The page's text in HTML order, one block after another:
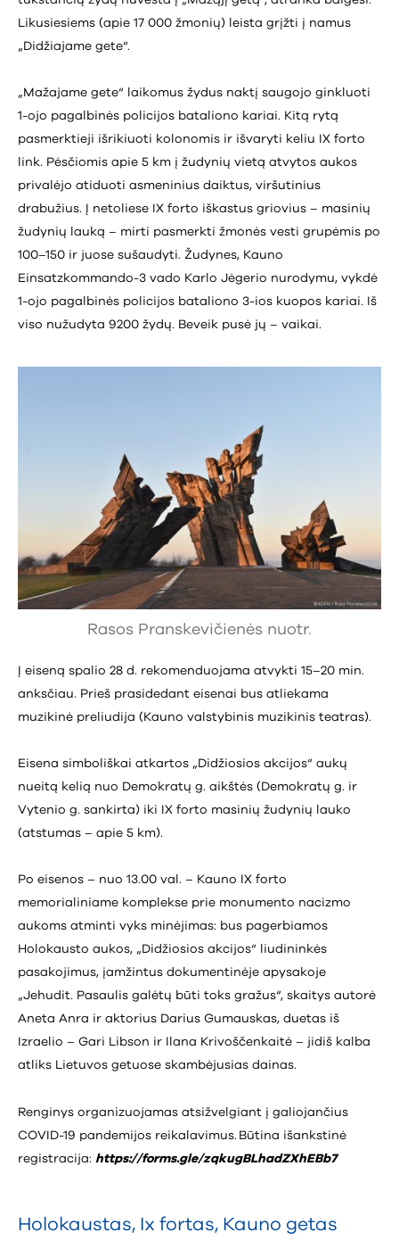
Likusiesiems (apie 17 000 žmonių) leista grįžti į namus
„Didžiajame gete“.
„Mažajame gete“ laikomus žydus naktį saugojo ginkluoti
1-ojo pagalbinės policijos bataliono kariai. Kitą rytą
pasmerktieji išrikiuoti kolonomis ir išvaryti keliu IX forto
link. Pėsčiomis apie 5 km į žudynių vietą atvytos aukos
privalėjo atiduoti asmeninius daiktus, viršutinius
drabužius. Į netoliese IX forto iškastus griovius – masinių
žudynių lauką – mirti pasmerkti žmonės vesti grupėmis po
100–150 ir juose sušaudyti. Žudynes, Kauno
Einsatzkommando-3 vado Karlo Jėgerio nurodymu, vykdė
1-ojo pagalbinės policijos bataliono 3-ios kuopos kariai. Iš
viso nužudyta 9200 žydų. Beveik pusė jų – vaikai.
Rasos Pranskevičienės nuotr.
Į eiseną spalio 28 d. rekomenduojama atvykti 15–20 min.
anksčiau. Prieš prasidedant eisenai bus atliekama
muzikinė preliudija (Kauno valstybinis muzikinis teatras).
Eisena simboliškai atkartos „Didžiosios akcijos“ aukų
nueitą kelią nuo Demokratų g. aikštės (Demokratų g. ir
Vytenio g. sankirta) iki IX forto masinių žudynių lauko
(atstumas – apie 5 km).
Po eisenos – nuo 13.00 val. – Kauno IX forto
memorialiniame komplekse prie monumento nacizmo
aukoms atminti vyks minėjimas: bus pagerbiamos
Holokausto aukos, „Didžiosios akcijos“ liudininkės
pasakojimus, įamžintus dokumentinėje apysakoje
„Jehudit. Pasaulis galėtų būti toks gražus“, skaitys autorė
Aneta Anra ir aktorius Darius Gumauskas, duetas iš
Izraelio – Gari Libson ir Ilana Krivoščenkaitė – jidiš kalba
atliks Lietuvos getuose skambėjusias dainas.
Renginys organizuojamas atsižvelgiant į galiojančius
COVID-19 pandemijos reikalavimus. Būtina išankstinė
registracija: https://forms.gle/zqkugBLhadZXhEBb7
Holokaustas, Ix fortas, Kauno getas